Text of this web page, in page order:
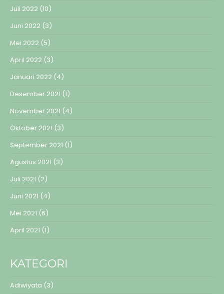
Juli 2022 (10)
Juni 2022 (3)
Mei 2022 (5)
April 2022 (3)
Januari 2022 (4)
Desember 2021 (1)
November 2021 (4)
Oktober 2021 (3)
September 2021 (1)
Agustus 2021 (3)
Juli 2021 (2)
Juni 2021 (4)
Mei 2021 (6)
April 2021 (1)
KATEGORI
Adiwiyata (3)